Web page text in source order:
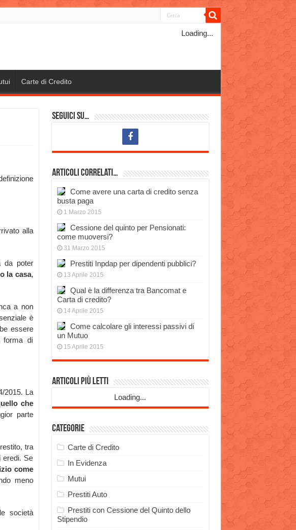
Loading...
Carte di Credito
alla
da poter
la casa,
a non
è
essere
forma di
2015. La
che
parte
tra
eredi. Se
come
meno
società
Seguici su…
Articoli Correlati…
Come avere una carta di credito senza
busta paga
1 Marzo 2015
Cessione del quinto per Pensionati:
come muoversi?
31 Marzo 2015
Prestiti Inpdap per dipendenti pubblici?
13 Aprile 2015
Qual è la differenza tra Bancomat e
Carta di credito?
14 Aprile 2015
Come calcolare gli interessi passivi di
un Mutuo
15 Aprile 2015
Articoli più Letti
Loading...
Categorie
Carte di Credito
In Evidenza
Mutui
Prestiti Auto
Prestiti con Cessione del Quinto dello
Stipendio